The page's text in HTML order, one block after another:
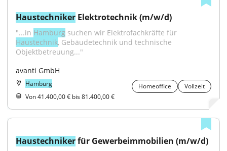
Haustechniker Elektrotechnik (m/w/d)
"...in Hamburg
Haustechnik, Gebäudetechnik und technische
Objektbetreuung..."
avanti GmbH
Hamburg Homeoffice
Vollzeit
Von 41.400,00 € bis 81.400,00 €
Haustechniker für Gewerbeimmobilien (m/w/d)